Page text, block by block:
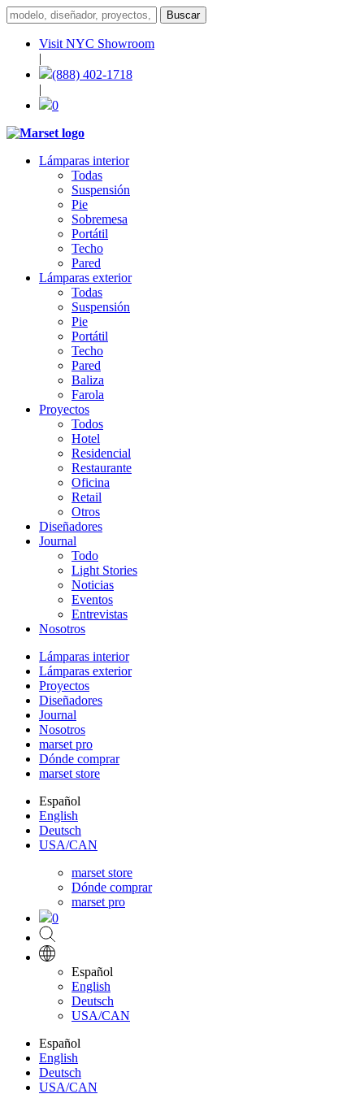
Visit NYC Showroom
|
(888) 402-1718
|
0
Lámparas interior
Todas
Suspensión
Pie
Sobremesa
Portátil
Techo
Pared
Lámparas exterior
Todas
Suspensión
Pie
Portátil
Techo
Pared
Baliza
Farola
Proyectos
Todos
Hotel
Residencial
Restaurante
Oficina
Retail
Otros
Diseñadores
Journal
Todo
Light Stories
Noticias
Eventos
Entrevistas
Nosotros
Lámparas interior
Lámparas exterior
Proyectos
Diseñadores
Journal
Nosotros
marset pro
Dónde comprar
marset store
Español
English
Deutsch
USA/CAN
marset store
Dónde comprar
marset pro
0
Español
English
Deutsch
USA/CAN
Español
English
Deutsch
USA/CAN